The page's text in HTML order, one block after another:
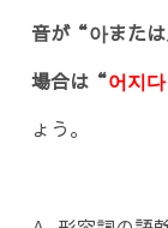
音が“아また
場合は“어지다
ょう。